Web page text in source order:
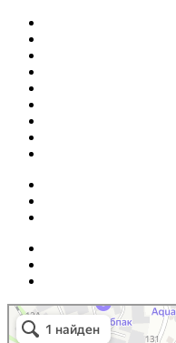
Маркетплейс Казахстана
Рекламное агентство в Алматы
Информационное агентство в